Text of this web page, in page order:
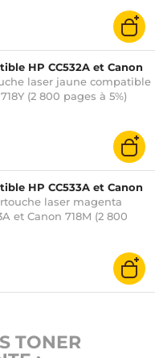
HP CC532A et Canon
laser jaune compatible
(2 800 pages à 5%)
HP CC533A et Canon
laser magenta
et Canon 718M (2 800
TONER